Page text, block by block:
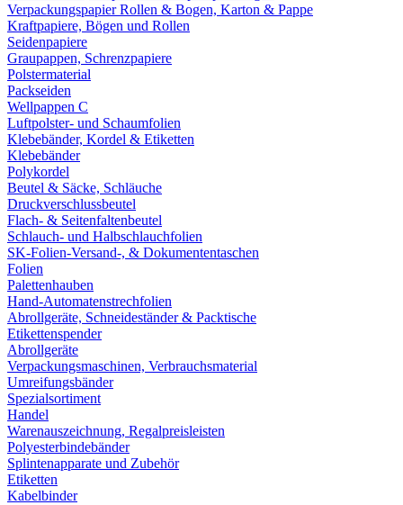
Verpackungspapier Rollen & Bogen, Karton & Pappe
Kraftpapiere, Bögen und Rollen
Seidenpapiere
Graupappen, Schrenzpapiere
Polstermaterial
Packseiden
Wellpappen C
Luftpolster- und Schaumfolien
Klebebänder, Kordel & Etiketten
Klebebänder
Polykordel
Beutel & Säcke, Schläuche
Druckverschlussbeutel
Flach- & Seitenfaltenbeutel
Schlauch- und Halbschlauchfolien
SK-Folien-Versand-, & Dokumententaschen
Folien
Palettenhauben
Hand-Automatenstrechfolien
Abrollgeräte, Schneideständer & Packtische
Etikettenspender
Abrollgeräte
Verpackungsmaschinen, Verbrauchsmaterial
Umreifungsbänder
Spezialsortiment
Handel
Warenauszeichnung, Regalpreisleisten
Polyesterbindebänder
Splintenapparate und Zubehör
Etiketten
Kabelbinder